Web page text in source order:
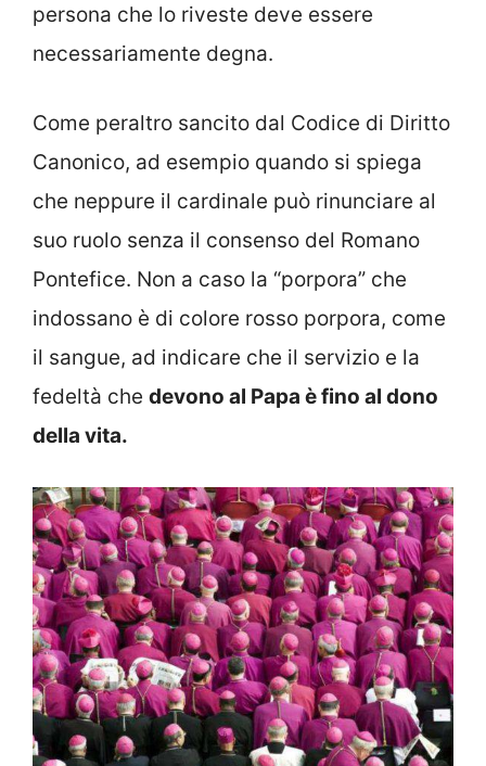
persona che lo riveste deve essere
necessariamente degna.
Come peraltro sancito dal Codice di Diritto
Canonico, ad esempio quando si spiega
che neppure il cardinale può rinunciare al
suo ruolo senza il consenso del Romano
Pontefice. Non a caso la “porpora” che
indossano è di colore rosso porpora, come
il sangue, ad indicare che il servizio e la
fedeltà che devono al Papa è fino al dono
della vita.